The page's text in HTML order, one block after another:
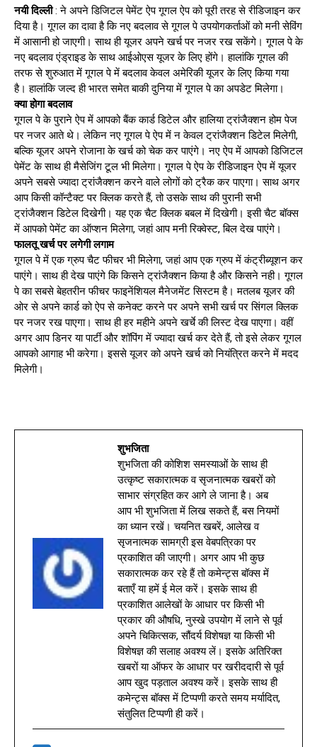
नयी दिल्ली: ने अपने डिजिटल पेमेंट ऐप गूगल ऐप को पूरी तरह से रीडिजाइन कर
दिया है। गूगल का दावा है कि नए बदलाव से गूगल पे उपयोगकर्ताओं को मनी सेविंग
में आसानी हो जाएगी। साथ ही यूजर अपने खर्च पर नजर रख सकेंगे। गूगल पे के
नए बदलाव एंड्राइड के साथ आईओएस यूजर के लिए होंगे। हालांकि गूगल की
तरफ से शुरुआत में गूगल पे में बदलाव केवल अमेरिकी यूजर के लिए किया गया
है। हालांकि जल्द ही भारत समेत बाकी दुनिया में गूगल पे का अपडेट मिलेगा।
क्या होगा बदलाव
गूगल पे के पुराने ऐप में आपको बैंक कार्ड डिटेल और हालिया ट्रांजैक्शन होम पेज
पर नजर आते थे। लेकिन नए गूगल पे ऐप में न केवल ट्रांजैक्शन डिटेल मिलेगी,
बल्कि यूजर अपने रोजाना के खर्च को चेक कर पाएंगे। नए ऐप में आपको डिजिटल
पेमेंट के साथ ही मैसेजिंग टूल भी मिलेगा। गूगल पे ऐप के रीडिजाइन ऐप में यूजर
अपने सबसे ज्यादा ट्रांजैक्शन करने वाले लोगों को ट्रैक कर पाएगा। साथ अगर
आप किसी कॉन्टैक्ट पर क्लिक करते हैं, तो उसके साथ की पुरानी सभी
ट्रांजैक्शन डिटेल दिखेगी। यह एक चैट क्लिक बबल में दिखेगी। इसी चैट बॉक्स
में आपको पेमेंट का ऑप्शन मिलेगा, जहां आप मनी रिक्वेस्ट, बिल देख पाएंगे।
फालतू खर्च पर लगेगी लगाम
गूगल पे में एक ग्रुप चैट फीचर भी मिलेगा, जहां आप एक ग्रुप में कंट्रीब्यूशन कर
पाएंगे। साथ ही देख पाएंगे कि किसने ट्रांजैक्शन किया है और किसने नही। गूगल
पे का सबसे बेहतरीन फीचर फाइनेंशियल मैनेजमेंट सिस्टम है। मतलब यूजर की
ओर से अपने कार्ड को ऐप से कनेक्ट करने पर अपने सभी खर्च पर सिंगल क्लिक
पर नजर रख पाएगा। साथ ही हर महीने अपने खर्चे की लिस्ट देख पाएगा। वहीं
अगर आप डिनर या पार्टी और शॉपिंग में ज्यादा खर्च कर देते हैं, तो इसे लेकर गूगल
आपको आगाह भी करेगा। इससे यूजर को अपने खर्च को नियंत्रित करने में मदद
मिलेगी।
शुभजिता
शुभजिता की कोशिश समस्याओं के साथ ही
उत्कृष्ट सकारात्मक व सृजनात्मक खबरों को
साभार संग्रहित कर आगे ले जाना है। अब
आप भी शुभजिता में लिख सकते हैं, बस नियमों
का ध्यान रखें। चयनित खबरें, आलेख व
सृजनात्मक सामग्री इस वेबपत्रिका पर
प्रकाशित की जाएगी। अगर आप भी कुछ
सकारात्मक कर रहे हैं तो कमेन्ट्स बॉक्स में
बताएँ या हमें ई मेल करें। इसके साथ ही
प्रकाशित आलेखों के आधार पर किसी भी
प्रकार की औषधि, नुस्खे उपयोग में लाने से पूर्व
अपने चिकित्सक, सौंदर्य विशेषज्ञ या किसी भी
विशेषज्ञ की सलाह अवश्य लें। इसके अतिरिक्त
खबरों या ऑफर के आधार पर खरीददारी से पूर्व
आप खुद पड़ताल अवश्य करें। इसके साथ ही
कमेन्ट्स बॉक्स में टिप्पणी करते समय मर्यादित,
संतुलित टिप्पणी ही करें।